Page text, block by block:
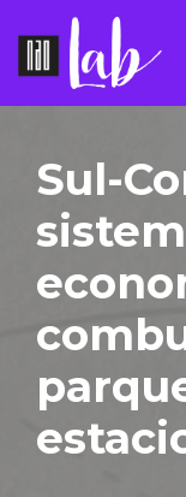
Pular
Sul-